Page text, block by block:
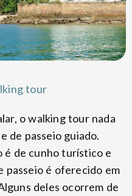
tour
o walking tour nada
de passeio guiado.
é de cunho turístico e
passeio é oferecido em
deles ocorrem de